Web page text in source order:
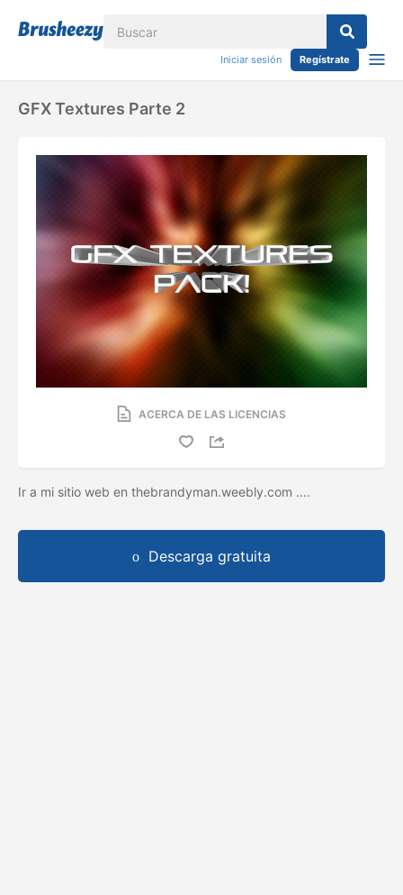
Iniciar sesión Regístrate
GFX Textures Parte 2
ACERCA DE LAS LICENCIAS
Ir a mi sitio web en thebrandyman.weebly.com ....
Descarga gratuita